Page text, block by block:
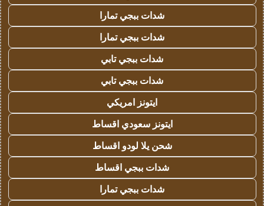
شدات ببجي تمارا
شدات ببجي تمارا
شدات ببجي تابي
شدات ببجي تابي
ايتونز امريكي
ايتونز سعودي اقساط
شحن يلا لودو اقساط
شدات ببجي اقساط
شدات ببجي تمارا